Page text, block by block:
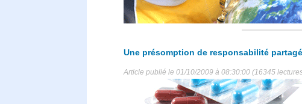
Une présomption de responsabilité
Article publié le 01/10/2009 à 08:30:00 (16345